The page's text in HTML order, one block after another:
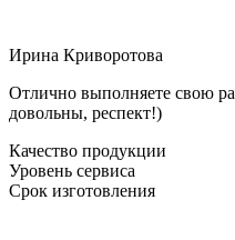
Ирина Криворотова
Отлично выполняете свою
довольны, респект!)
Качество продукции
Уровень сервиса
Срок изготовления